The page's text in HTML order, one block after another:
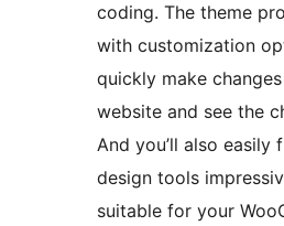
coding. The theme
with customization
quickly make
website and see the
And you’ll also easily
design tools
suitable for your